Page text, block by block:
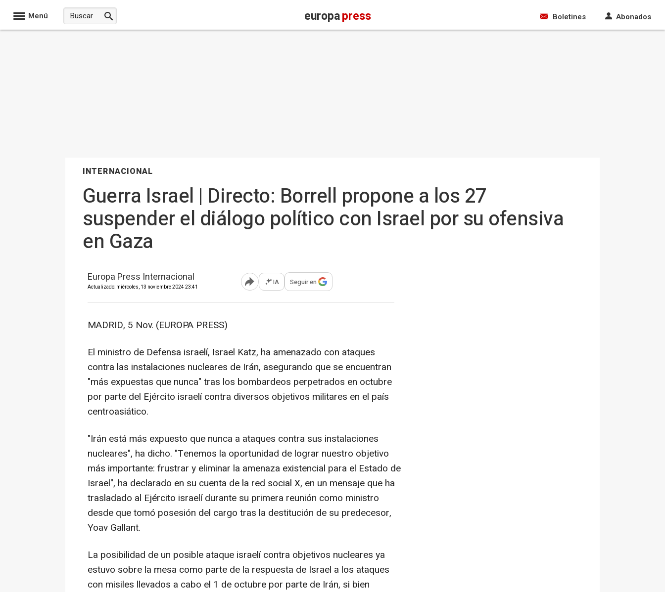
Menú europapress Boletines Abonados
INTERNACIONAL
Guerra Israel | Directo: Borrell propone a los 27
suspender el diálogo político con Israel por su ofensiva
en Gaza
Europa Press Internacional
Actualizado: miércoles, 13 noviembre 2024 23:41 Abrir opciones para compartir
IA Seguir en
MADRID, 5 Nov. (EUROPA PRESS)
El ministro de Defensa israelí, Israel Katz, ha amenazado con ataques
contra las instalaciones nucleares de Irán, asegurando que se encuentran
"más expuestas que nunca" tras los bombardeos perpetrados en octubre
por parte del Ejército israelí contra diversos objetivos militares en el país
centroasiático.
"Irán está más expuesto que nunca a ataques contra sus instalaciones
nucleares", ha dicho. "Tenemos la oportunidad de lograr nuestro objetivo
más importante: frustrar y eliminar la amenaza existencial para el Estado de
Israel", ha declarado en su cuenta de la red social X, en un mensaje que ha
trasladado al Ejército israelí durante su primera reunión como ministro
desde que tomó posesión del cargo tras la destitución de su predecesor,
Yoav Gallant.
La posibilidad de un posible ataque israelí contra objetivos nucleares ya
estuvo sobre la mesa como parte de la respuesta de Israel a los ataques
con misiles llevados a cabo el 1 de octubre por parte de Irán, si bien